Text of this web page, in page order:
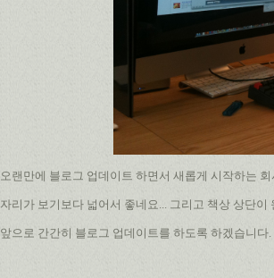
오랜만에 블로그 업데이트 하면서 새롭게 시작하는
자리가 보기보다 넓어서 좋네요... 그리고 책상 상단
앞으로 간간히 블로그 업데이트를 하도록 하겠습니다.